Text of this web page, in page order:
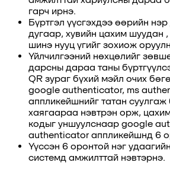
гарч ирнэ.
Бүртгэл үүсгэхдээ өөрийн
дугаар, хувийн цахим шуудан
шинэ нууц үгийг зохиож
Үйлчилгээний нөхцөлийг
дарсны дараа таны
QR зураг бүхий мэйл очих
google authenticator, ms
аппликейшнийг татан суулгаж
хаягаараа нэвтрэн орж,
кодыг уншуулснаар google
authenticator аппликейшнд 6
Үүссэн 6 оронтой нэг
системд амжилттай нэвтэрнэ.